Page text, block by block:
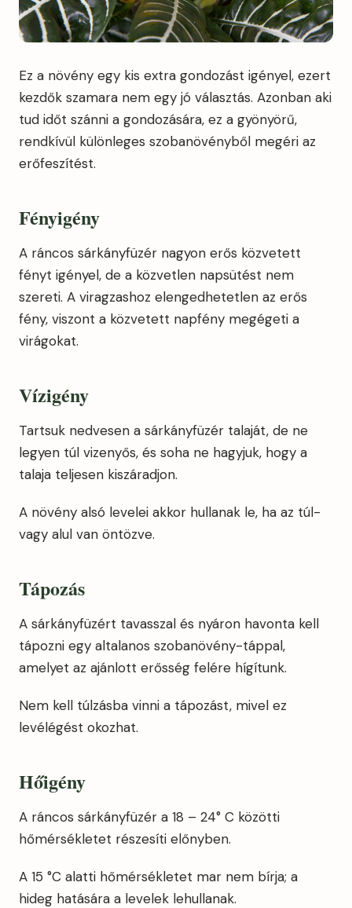
Ez a növény egy kis extra gondozást igényel, ezert
kezdők szamara nem egy jó választás. Azonban aki
tud időt szánni a gondozására, ez a gyönyörű,
rendkívül különleges szobanövényből megéri az
erőfeszítést.
Fényigény
A ráncos sárkányfüzér nagyon erős közvetett
fényt igényel, de a közvetlen napsütést nem
szereti. A viragzashoz elengedhetetlen az erős
fény, viszont a közvetett napfény megégeti a
virágokat.
Vízigény
Tartsuk nedvesen a sárkányfüzér talaját, de ne
legyen túl vizenyős, és soha ne hagyjuk, hogy a
talaja teljesen kiszáradjon.
A növény alsó levelei akkor hullanak le, ha az túl-
vagy alul van öntözve.
Tápozás
A sárkányfüzért tavasszal és nyáron havonta kell
tápozni egy altalanos szobanövény-táppal,
amelyet az ajánlott erősség felére hígítunk.
Nem kell túlzásba vinni a tápozást, mivel ez
levélégést okozhat.
Hőigény
A ráncos sárkányfüzér a 18 – 24° C közötti
hőmérsékletet részesíti előnyben.
A 15 °C alatti hőmérsékletet mar nem bírja; a
hideg hatására a levelek lehullanak.